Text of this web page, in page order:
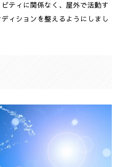
ティに関係なく、屋外で活動す
ィションを整えるようにしまし